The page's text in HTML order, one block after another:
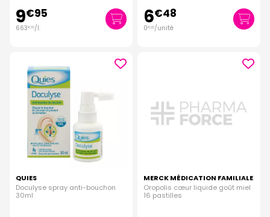
9€95
663€33/l. 6€48
0€22/unité
QUIES
Doculyse spray anti-bouchon
30ml
MERCK MÉDICATION FAMILIALE
Oropolis cœur liquide goût miel
16 pastilles